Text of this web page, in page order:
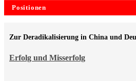
Positionen
Erfolg und Misserfolg
Zur Deradikalisierung in China und